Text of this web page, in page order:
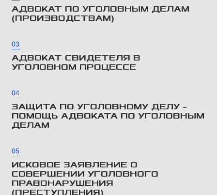
АДВОКАТ ПО УГОЛОВНЫМ ДЕЛАМ
(ПРОИЗВОДСТВАМ)
03
АДВОКАТ СВИДЕТЕЛЯ В
УГОЛОВНОМ ПРОЦЕССЕ
04
ЗАЩИТА ПО УГОЛОВНОМУ ДЕЛУ –
ПОМОЩЬ АДВОКАТА ПО УГОЛОВНЫМ
ДЕЛАМ
05
ИСКОВОЕ ЗАЯВЛЕНИЕ О
СОВЕРШЕНИИ УГОЛОВНОГО
ПРАВОНАРУШЕНИЯ
(ПРЕСТУПЛЕНИЯ)